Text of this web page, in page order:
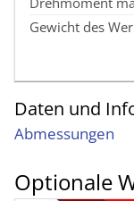
Daten und
Abmessungen
Optionale